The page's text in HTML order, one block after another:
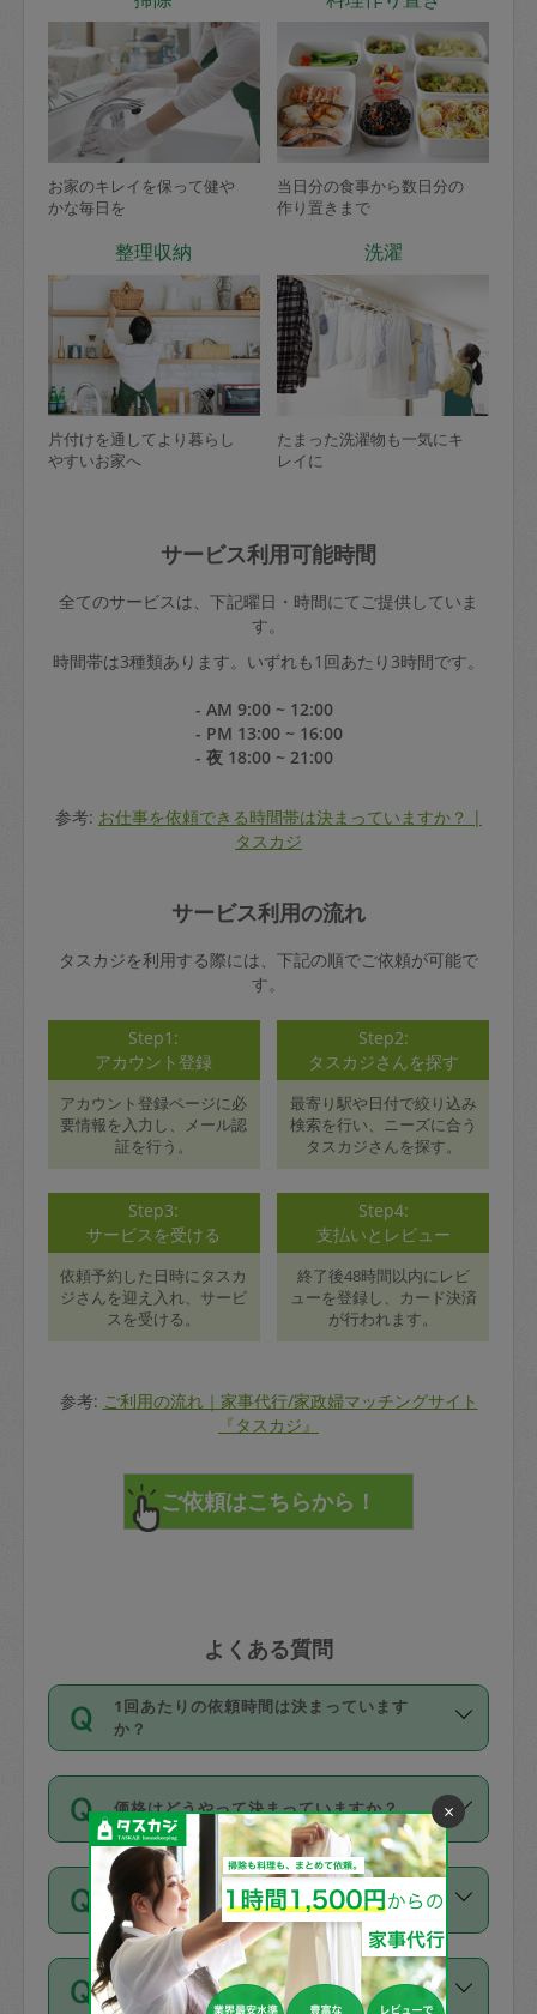
お家のキレイを保って健や
かな毎日を
当日分の食事から数日分の
作り置きまで
整理収納
片付けを通してより暮らし
やすいお家へ
洗濯
たまった洗濯物も一気にキ
レイに
サービス利用可能時間
全てのサービスは、下記曜日・時間にてご提供していま
す。
時間帯は3種類あります。いずれも1回あたり3時間です。
- AM 9:00 ~ 12:00
- PM 13:00 ~ 16:00
- 夜 18:00 ~ 21:00
参考: お仕事を依頼できる時間帯は決まっていますか？ |
タスカジ
サービス利用の流れ
タスカジを利用する際には、下記の順でご依頼が可能で
す。
Step1:
アカウント登録
アカウント登録ページに必
要情報を入力し、メール認
証を行う。
Step2:
タスカジさんを探す
最寄り駅や日付で絞り込み
検索を行い、ニーズに合う
タスカジさんを探す。
Step3:
サービスを受ける
依頼予約した日時にタスカ
ジさんを迎え入れ、サービ
スを受ける。
Step4:
支払いとレビュー
終了後48時間以内にレビ
ューを登録し、カード決済
が行われます。
参考: ご利用の流れ｜家事代行/家政婦マッチングサイト
『タスカジ』
よくある質問
1回あたりの依頼時間は決まっています
か？
依頼1回につき3時間固定です。3時間を
超えて依頼したい場合は、延長機能をご
利用ください。機能をご利用いただくに
は、タスカジさんに事前に相談し、合意
の上事前申請することが必要です。な
お、3時間を下回っても、値引き等はござ
いません。
価格はどうやって決まっていますか？
11種類の価格帯の中からタスカジさん自
身が価格を選んで設定しています。
タスカジさんの価格設定には最初は制限
があり、レビュー件数、レビューの平均
値、などで除々に設定可能な最高額が上
支払い方法を教えてください
お支払方法はクレジットカード（Visa／
Master／JCB／AMERICAN EXPRESS／
同じタスカジさんに定期的にお願いする場
合はお得になる？
×